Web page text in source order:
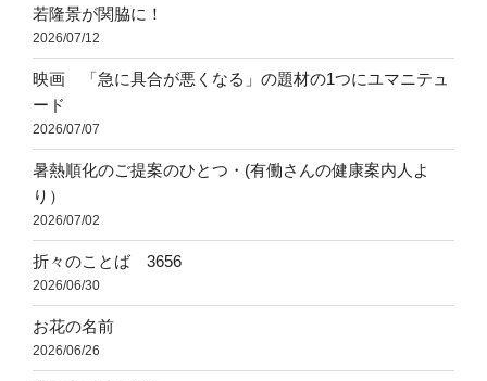
若隆景が関脇に！
2026/07/12
映画 「急に具合が悪くなる」の題材の1つにユマニテュ
ード
2026/07/07
暑熱順化のご提案のひとつ・(有働さんの健康案内人よ
り）
2026/07/02
折々のことば 3656
2026/06/30
お花の名前
2026/06/26